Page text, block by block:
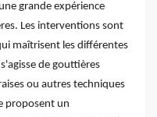
grande expérience
Les interventions sont
maîtrisent les différentes
de gouttières
ou autres techniques
proposent un